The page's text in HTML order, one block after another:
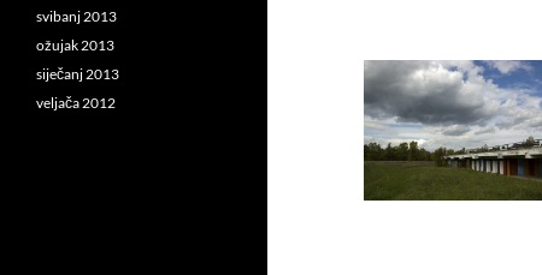
svibanj 2013
ožujak 2013
siječanj 2013
veljača 2012